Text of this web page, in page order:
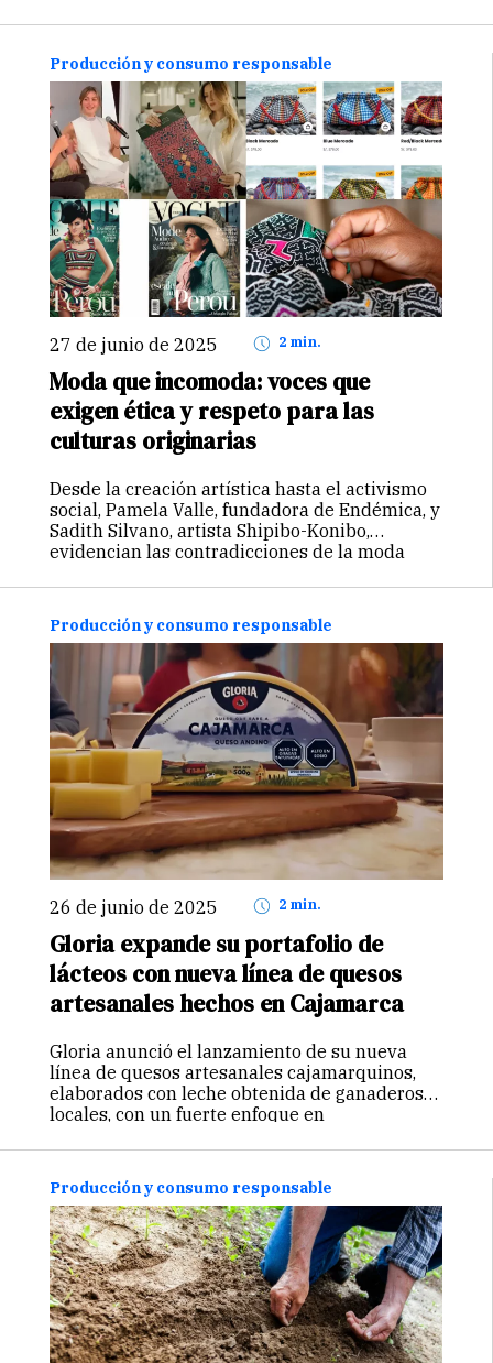
internacionales.
Producción y consumo responsable
27 de junio de 2025 2 min.
Moda que incomoda: voces que
exigen ética y respeto para las
culturas originarias
Desde la creación artística hasta el activismo
social, Pamela Valle, fundadora de Endémica, y
Sadith Silvano, artista Shipibo-Konibo,
evidencian las contradicciones de la moda
cultural. Sus reflexiones exponen los riesgos
de la apropiación cultural, la urgencia de
proteger los saberes ancestrales y la
necesidad de transformar el sistema de la
moda desde la raíz.
Producción y consumo responsable
26 de junio de 2025 2 min.
Gloria expande su portafolio de
lácteos con nueva línea de quesos
artesanales hechos en Cajamarca
Gloria anunció el lanzamiento de su nueva
línea de quesos artesanales cajamarquinos,
elaborados con leche obtenida de ganaderos
locales, con un fuerte enfoque en
Producción y consumo responsable